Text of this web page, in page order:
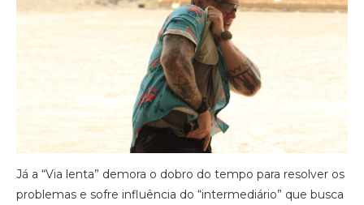
Já a “Via lenta” demora o dobro do tempo para resolver os
problemas e sofre influência do “intermediário” que busca